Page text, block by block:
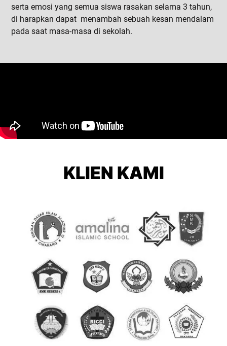
serta emosi yang semua siswa rasakan selama 3 tahun,
di harapkan dapat menambah sebuah kesan mendalam
pada saat masa-masa di sekolah.
KLIEN KAMI